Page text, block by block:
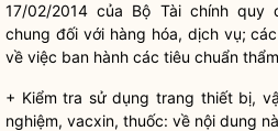
17/02/2014 của Bộ Tài chính quy
chung đối với hàng hóa, dịch vụ;
về việc ban hành các tiêu chuẩn
+ Kiểm tra sử dụng trang thiết bị,
nghiệm, vacxin, thuốc: về nội dung